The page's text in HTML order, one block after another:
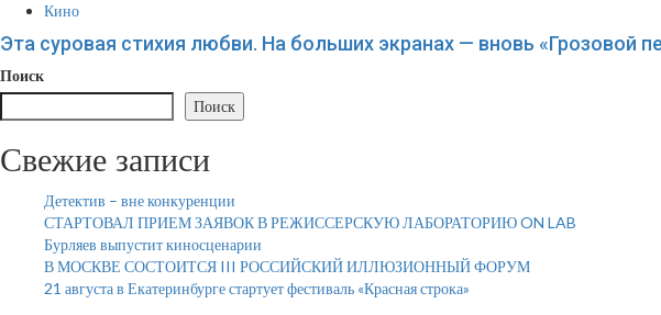
Кино
Эта суровая стихия любви. На больших экранах — вновь «Грозовой
Поиск
Поиск
Свежие записи
Детектив – вне конкуренции
СТАРТОВАЛ ПРИЕМ ЗАЯВОК В РЕЖИССЕРСКУЮ ЛАБОРАТОРИЮ ON LAB
Бурляев выпустит киносценарии
В МОСКВЕ СОСТОИТСЯ III РОССИЙСКИЙ ИЛЛЮЗИОННЫЙ ФОРУМ
21 августа в Екатеринбурге стартует фестиваль «Красная строка»